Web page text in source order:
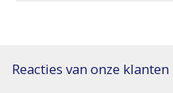
Reacties van onze klanten